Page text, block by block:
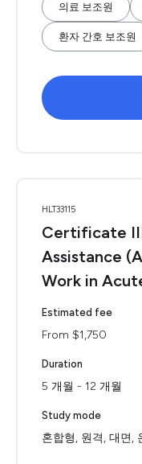
의료 보조원
환자 간호 보조원
HLT33115
Certificate
Assistance
Work in
Estimated fee
From $1,750
Duration
5 개월 - 12 개월
Study mode
혼합형, 원격, 대면,